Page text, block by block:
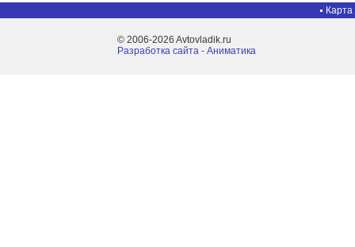
Карта
© 2006-2026 Avtovladik.ru
Разработка сайта - Aниматика